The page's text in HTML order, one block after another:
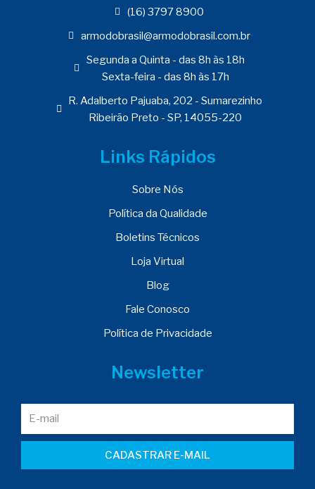
(16) 3797 8900
armodobrasil@armodobrasil.com.br
Segunda a Quinta - das 8h às 18h
Sexta-feira - das 8h às 17h
R. Adalberto Pajuaba, 202 - Sumarezinho
Ribeirão Preto - SP, 14055-220
Links Rápidos
Sobre Nós
Política da Qualidade
Boletins Técnicos
Loja Virtual
Blog
Fale Conosco
Política de Privacidade
Newsletter
CADASTRAR E-MAIL